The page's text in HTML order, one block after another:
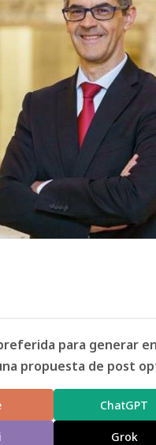
para generar
propuesta de post
ChatGPT
Grok